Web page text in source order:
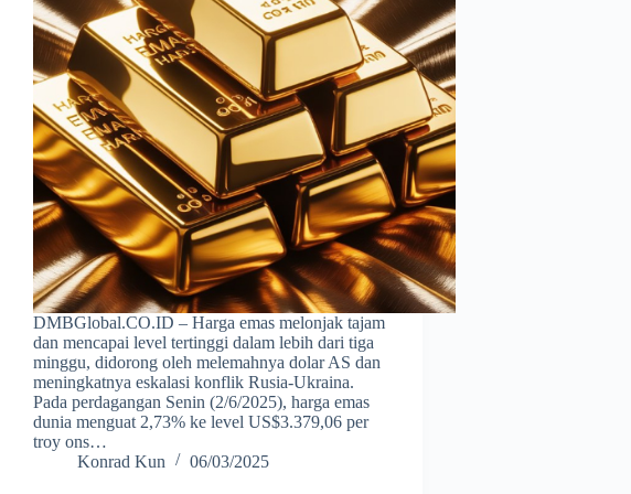
DMBGlobal.CO.ID – Harga emas melonjak tajam
dan mencapai level tertinggi dalam lebih dari tiga
minggu, didorong oleh melemahnya dolar AS dan
meningkatnya eskalasi konflik Rusia-Ukraina.
Pada perdagangan Senin (2/6/2025), harga emas
dunia menguat 2,73% ke level US$3.379,06 per
troy ons…
Konrad Kun
06/03/2025